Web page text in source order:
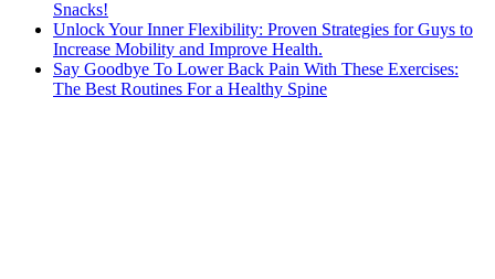
Snacks!
Unlock Your Inner Flexibility: Proven Strategies for Guys to
Increase Mobility and Improve Health.
Say Goodbye To Lower Back Pain With These Exercises:
The Best Routines For a Healthy Spine